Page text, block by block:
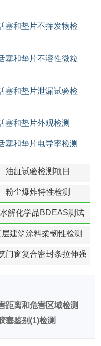
塞和垫片不挥发物检
塞和垫片不溶性微粒
塞和垫片泄漏试验检
塞和垫片外观检测
塞和垫片电导率检测
油缸试验检测项目
粉尘爆炸特性检测
解化学品BDEAS测试
层建筑涂料柔韧性检测
门窗复合密封条拉伸强
距离和危害区域检测
塞鉴别(1)检测